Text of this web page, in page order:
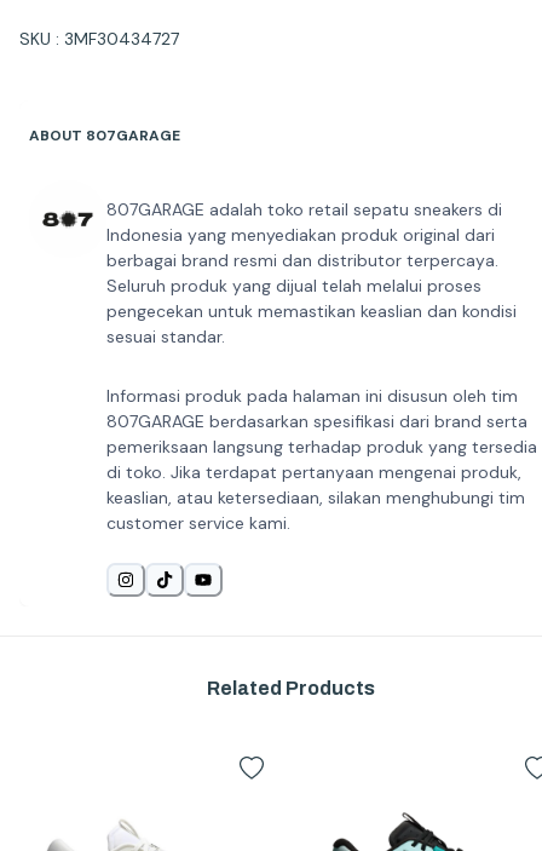
SKU : 3MF30434727
ABOUT 807GARAGE
807GARAGE adalah toko retail sepatu sneakers di
Indonesia yang menyediakan produk original dari
berbagai brand resmi dan distributor terpercaya.
Seluruh produk yang dijual telah melalui proses
pengecekan untuk memastikan keaslian dan kondisi
sesuai standar.
Informasi produk pada halaman ini disusun oleh tim
807GARAGE berdasarkan spesifikasi dari brand serta
pemeriksaan langsung terhadap produk yang tersedia
di toko. Jika terdapat pertanyaan mengenai produk,
keaslian, atau ketersediaan, silakan menghubungi tim
customer service kami.
Related Products